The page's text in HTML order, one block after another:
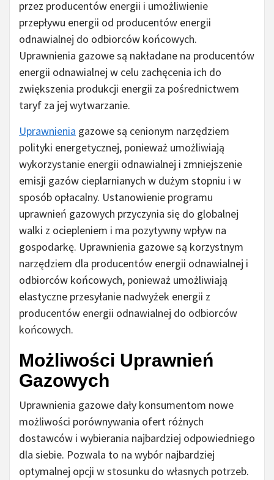
przez producentów energii i umożliwienie
przepływu energii od producentów energii
odnawialnej do odbiorców końcowych.
Uprawnienia gazowe są nakładane na producentów
energii odnawialnej w celu zachęcenia ich do
zwiększenia produkcji energii za pośrednictwem
taryf za jej wytwarzanie.
Uprawnienia gazowe są cenionym narzędziem
polityki energetycznej, ponieważ umożliwiają
wykorzystanie energii odnawialnej i zmniejszenie
emisji gazów cieplarnianych w dużym stopniu i w
sposób opłacalny. Ustanowienie programu
uprawnień gazowych przyczynia się do globalnej
walki z ociepleniem i ma pozytywny wpływ na
gospodarkę. Uprawnienia gazowe są korzystnym
narzędziem dla producentów energii odnawialnej i
odbiorców końcowych, ponieważ umożliwiają
elastyczne przesyłanie nadwyżek energii z
producentów energii odnawialnej do odbiorców
końcowych.
Możliwości Uprawnień
Gazowych
Uprawnienia gazowe dały konsumentom nowe
możliwości porównywania ofert różnych
dostawców i wybierania najbardziej odpowiedniego
dla siebie. Pozwala to na wybór najbardziej
optymalnej opcji w stosunku do własnych potrzeb.